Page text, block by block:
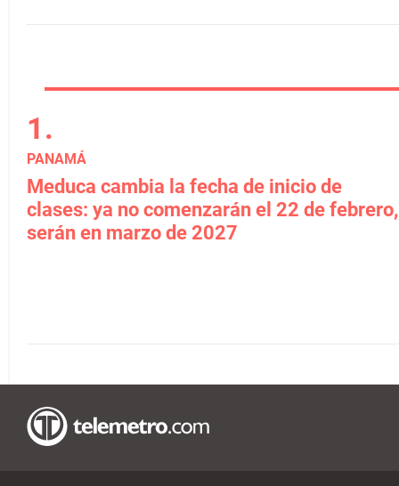
PANAMÁ
Meduca cambia la fecha de inicio de
clases: ya no comenzarán el 22 de febrero,
serán en marzo de 2027